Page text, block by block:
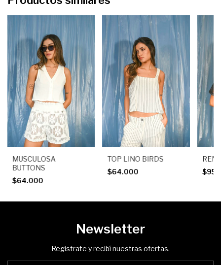
MUSCULOSA
BUTTONS
$64.000
TOP LINO BIRDS
$64.000
Newsletter
Registrate y recibí nuestras ofertas.